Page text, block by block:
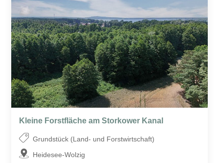
Kleine Forstfläche am Storkower Kanal
Grundstück (Land- und Forstwirtschaft)
Heidesee-Wolzig